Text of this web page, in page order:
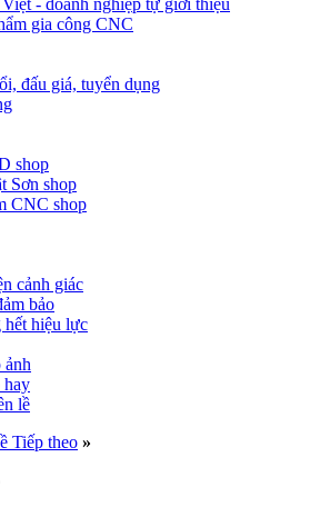
Việt - doanh nghiệp tự giới thiệu
gia công CNC
đấu giá, tuyển dụng
shop
Sơn shop
CNC shop
cảnh giác
bảo
hết hiệu lực
ảnh
hay
lề
Tiếp theo »